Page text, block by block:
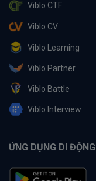
Viblo CTF
Viblo CV
Viblo Learning
Viblo Partner
Viblo Battle
Viblo Interview
ỨNG DỤNG DI ĐỘNG